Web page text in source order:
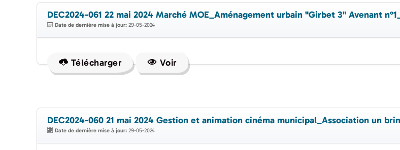
DEC2024-061 22 mai 2024 Marché MOE_Aménagement urbain "Girbet 3" Avenant
Date de dernière mise à jour: 29-05-2024
Télécharger Voir
DEC2024-060 21 mai 2024 Gestion et animation cinéma municipal_Association un
Date de dernière mise à jour: 29-05-2024